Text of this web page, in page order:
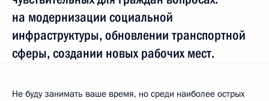
на модернизации социальной
инфраструктуры, обновлении транспортной
сферы, создании новых рабочих мест.
Не буду занимать ваше время, но среди наиболее острых